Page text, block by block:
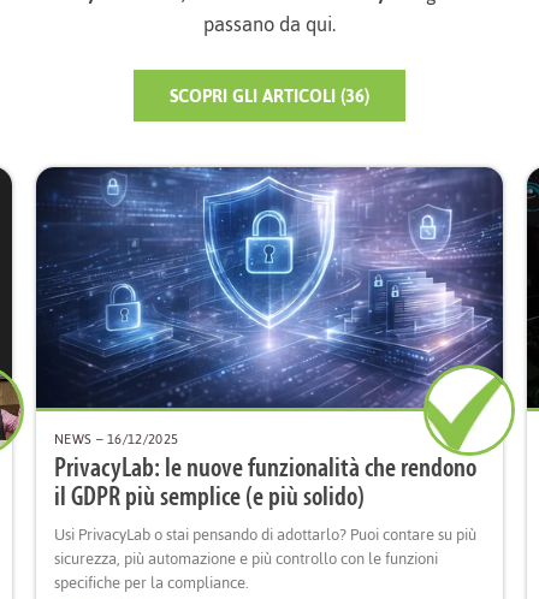
passano da qui.
SCOPRI GLI ARTICOLI (36)
NEWS– 16/12/2025
PrivacyLab: le nuove funzionalità che rendono
il GDPR più semplice (e più solido)
Usi PrivacyLab o stai pensando di adottarlo? Puoi contare su più
sicurezza, più automazione e più controllo con le funzioni
specifiche per la compliance.